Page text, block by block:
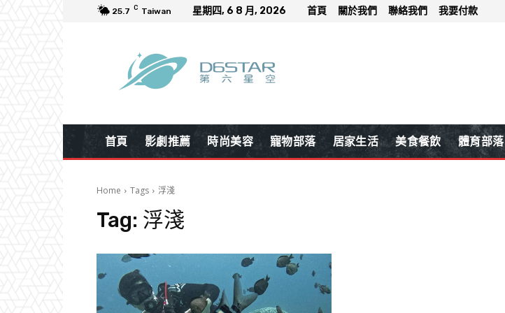
25.7 C Taiwan 星期四, 6 8 月, 2026 首頁 關於我們 聯絡我們 我要付款
首頁 影劇推薦 時尚美容 寵物部落 居家生活 美食餐飲 體育部落
Home Tags 浮淺
Tag: 浮淺